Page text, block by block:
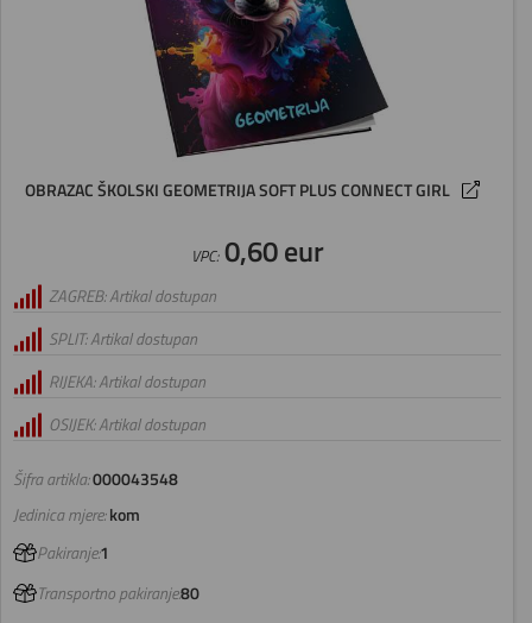
OBRAZAC ŠKOLSKI GEOMETRIJA SOFT PLUS CONNECT GIRL
Šifra artikla:000043548
VPC:0,60 eur
ZAGREB: Artikal dostupan
SPLIT: Artikal dostupan
RIJEKA: Artikal dostupan
OSIJEK: Artikal dostupan
Jedinica mjere:kom
Pakiranje:1
Transportno pakiranje:80